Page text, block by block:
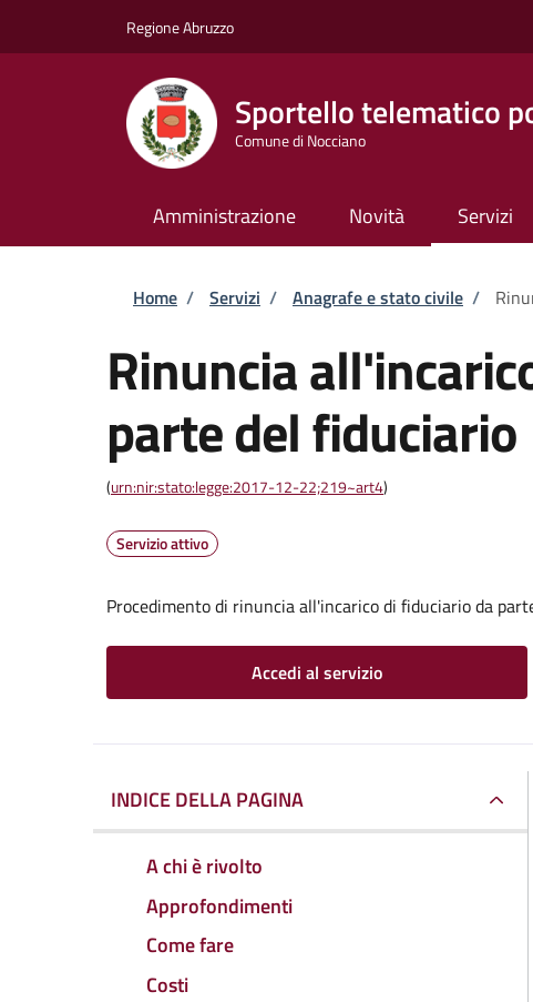
Regione Abruzzo
Sportello telematico
Comune di Nocciano
Amministrazione Novità Servizi
Briciole di pane
Home / Servizi / Anagrafe e stato civile /
Rinuncia
parte del fiduciario
(urn:nir:stato:legge:2017-12-22;219~art4)
Servizio attivo
Procedimento di rinuncia all'incarico di fiduciario da
Accedi al servizio
INDICE DELLA PAGINA
A chi è rivolto
Approfondimenti
Come fare
Costi